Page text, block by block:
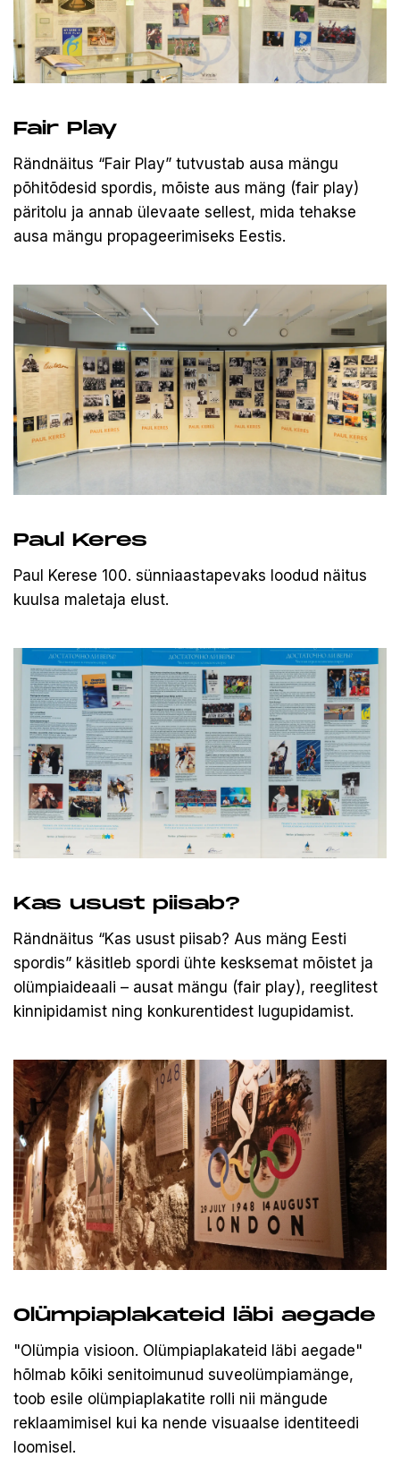
Fair Play
Rändnäitus “Fair Play” tutvustab ausa mängu
põhitõdesid spordis, mõiste aus mäng (fair play)
päritolu ja annab ülevaate sellest, mida tehakse
ausa mängu propageerimiseks Eestis.
Paul Keres
Paul Kerese 100. sünniaastapevaks loodud näitus
kuulsa maletaja elust.
Kas usust piisab?
Rändnäitus “Kas usust piisab? Aus mäng Eesti
spordis” käsitleb spordi ühte kesksemat mõistet ja
olümpiaideaali – ausat mängu (fair play), reeglitest
kinnipidamist ning konkurentidest lugupidamist.
Olümpiaplakateid läbi aegade
"Olümpia visioon. Olümpiaplakateid läbi aegade"
hõlmab kõiki senitoimunud suveolümpiamänge,
toob esile olümpiaplakatite rolli nii mängude
reklaamimisel kui ka nende visuaalse identiteedi
loomisel.